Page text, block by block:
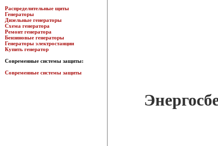
Распределительные щиты
Генераторы
Дизельные генераторы
Схема генератора
Ремонт генератора
Бензиновые генераторы
Генераторы электростанции
Купить генератор
Современные системы защиты:
Современные системы защиты